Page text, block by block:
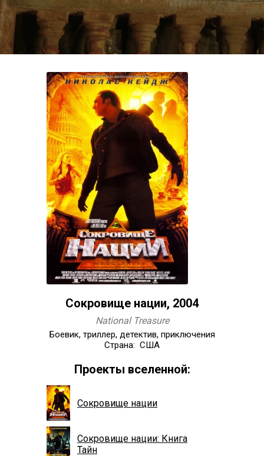
Сокровище нации, 2004
National Treasure
Боевик, триллер, детектив, приключения
Страна: США
Проекты вселенной:
Сокровище нации
Сокровище нации: Книга
Тайн